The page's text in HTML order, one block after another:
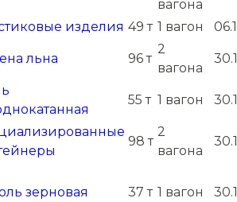
вагона
изделия 49 т 1 вагон
льна 96 т
2
вагона
55 т 1 вагон
98 т
2
вагона
зерновая 37 т 1 вагон